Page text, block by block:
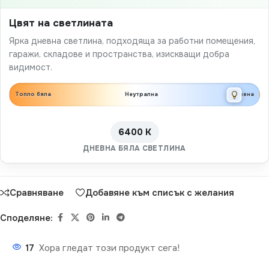
Цвят на светлината
Ярка дневна светлина, подходяща за работни помещения,
гаражи, складове и пространства, изискващи добра
видимост.
Топло бяла Неутрална Дневна
6400 K
ДНЕВНА БЯЛА СВЕТЛИНА
Сравняване Добавяне към списък с желания
Споделяне:
17 Хора гледат този продукт сега!